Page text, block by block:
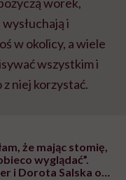
i
w okolicy, a wiele
wszystkim i
niej korzystać.
że mając stomię,
wyglądać”.
i Dorota Salska o